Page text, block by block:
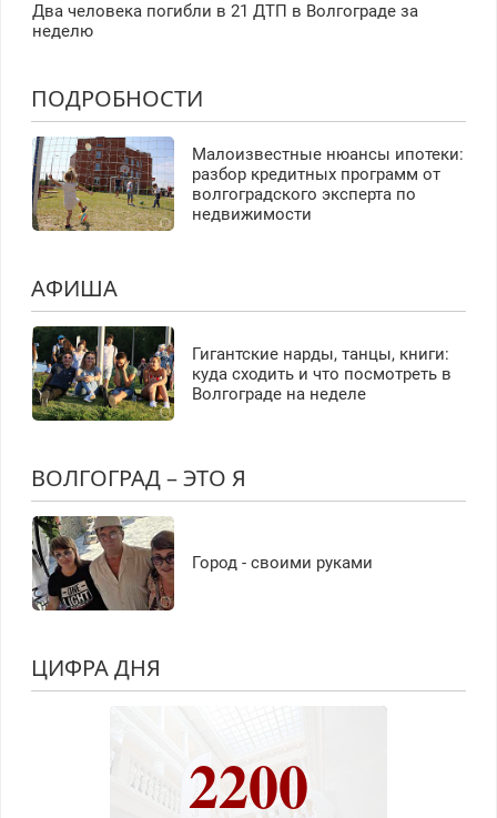
Два человека погибли в 21 ДТП в Волгограде за
неделю
ПОДРОБНОСТИ
Малоизвестные нюансы ипотеки:
разбор кредитных программ от
волгоградского эксперта по
недвижимости
АФИША
Гигантские нарды, танцы, книги:
куда сходить и что посмотреть в
Волгограде на неделе
ВОЛГОГРАД – ЭТО Я
Город - своими руками
ЦИФРА ДНЯ
2200